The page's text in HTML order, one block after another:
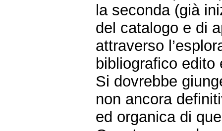
la seconda (già
del catalogo e di
attraverso
bibliografico edito
Si dovrebbe
non ancora
ed organica di